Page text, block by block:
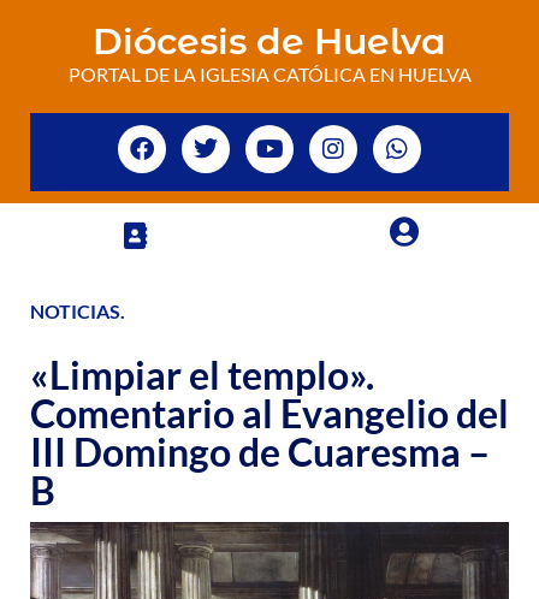
Diócesis de Huelva
PORTAL DE LA IGLESIA CATÓLICA EN HUELVA
NOTICIAS.
«Limpiar el templo».
Comentario al Evangelio del
III Domingo de Cuaresma –
B